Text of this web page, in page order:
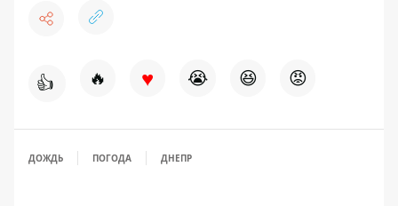
👍 🔥 ♥ 😭 😆 😡
ДОЖДЬ ПОГОДА ДНЕПР